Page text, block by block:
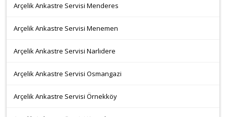
Arçelik Ankastre Servisi Menderes
Arçelik Ankastre Servisi Menemen
Arçelik Ankastre Servisi Narlıdere
Arçelik Ankastre Servisi Osmangazi
Arçelik Ankastre Servisi Örnekköy